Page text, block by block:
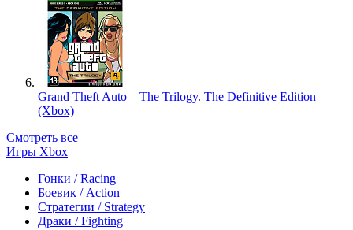
Grand Theft Auto – The Trilogy. The Definitive Edition
(Xbox)
Смотреть все
Игры Xbox
Гонки / Racing
Боевик / Action
Стратегии / Strategy
Драки / Fighting